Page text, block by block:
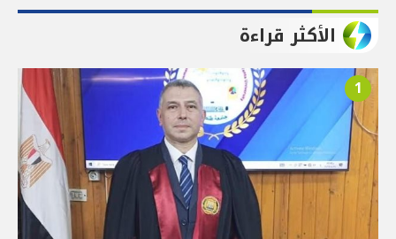
الأكثر قراءة
1